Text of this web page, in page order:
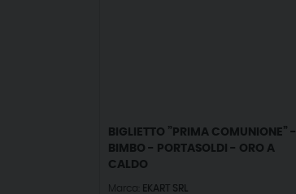
BIGLIETTO ”PRIMA COMUNIONE” -
BIMBO - PORTASOLDI - ORO A
CALDO
Marca: EKART SRL